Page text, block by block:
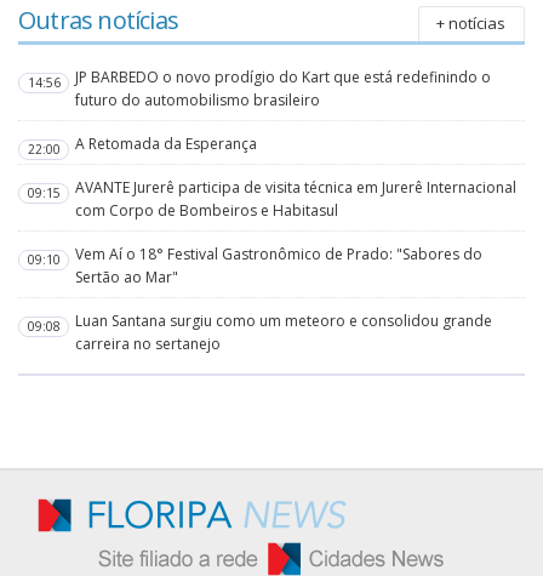
Outras notícias + notícias
14:56
JP BARBEDO o novo prodígio do Kart que está redefinindo o
futuro do automobilismo brasileiro
22:00 A Retomada da Esperança
09:15
AVANTE Jurerê participa de visita técnica em Jurerê Internacional
com Corpo de Bombeiros e Habitasul
09:10
Vem Aí o 18° Festival Gastronômico de Prado: "Sabores do
Sertão ao Mar"
09:08
Luan Santana surgiu como um meteoro e consolidou grande
carreira no sertanejo